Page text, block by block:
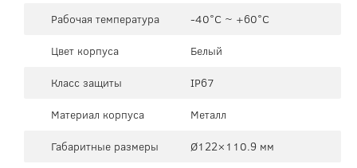
Рабочая температура
-40°C ~ +60°C
Цвет корпуса
Белый
Класс защиты
IP67
Материал корпуса
Металл
Габаритные размеры
Ø122×110.9 мм